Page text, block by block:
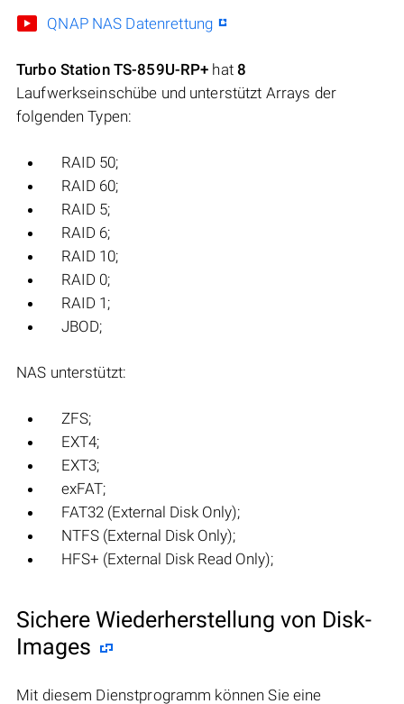
QNAP NAS Datenrettung
Turbo Station TS-859U-RP+ hat8
Laufwerkseinschübe und unterstützt Arrays der
folgenden Typen:
RAID 50;
RAID 60;
RAID 5;
RAID 6;
RAID 10;
RAID 0;
RAID 1;
JBOD;
NAS unterstützt:
ZFS;
EXT4;
EXT3;
exFAT;
FAT32 (External Disk Only);
NTFS (External Disk Only);
HFS+ (External Disk Read Only);
Sichere Wiederherstellung von Disk-
Images
Mit diesem Dienstprogramm können Sie eine